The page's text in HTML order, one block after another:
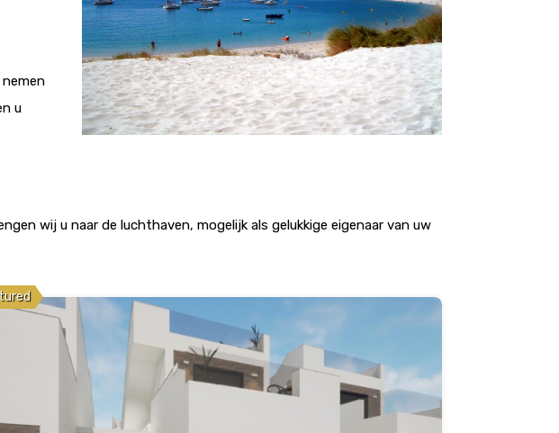
u
wij u naar de luchthaven, mogelijk als gelukkige eigenaar van uw